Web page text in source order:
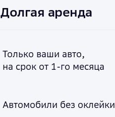
Долгая аренда
Только ваши авто,
на срок от 1-го месяца
Автомобили без оклейки